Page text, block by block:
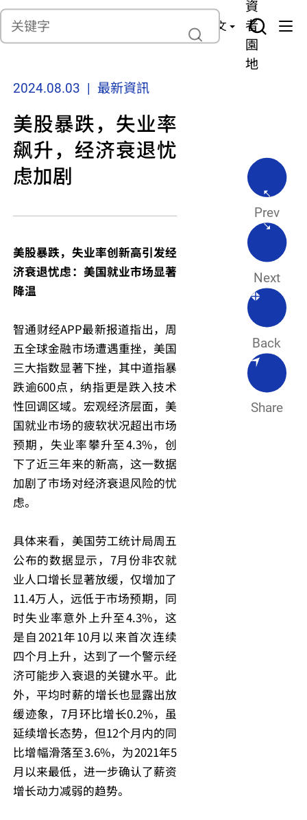
聯繫我們 中文
貨
產
理
險
資
者
園
地
2024.08.03 | 最新資訊
美股暴跌，失业率
飙升，经济衰退忧
虑加剧
美股暴跌，失业率创新高引发经
济衰退忧虑：美国就业市场显著
降温
智通财经APP最新报道指出，周
五全球金融市场遭遇重挫，美国
三大指数显著下挫，其中道指暴
跌逾600点，纳指更是跌入技术
性回调区域。宏观经济层面，美
国就业市场的疲软状况超出市场
预期，失业率攀升至4.3%，创
下了近三年来的新高，这一数据
加剧了市场对经济衰退风险的忧
虑。
具体来看，美国劳工统计局周五
公布的数据显示，7月份非农就
业人口增长显著放缓，仅增加了
11.4万人，远低于市场预期，同
时失业率意外上升至4.3%，这
是自2021年10月以来首次连续
四个月上升，达到了一个警示经
济可能步入衰退的关键水平。此
外，平均时薪的增长也显露出放
缓迹象，7月环比增长0.2%，虽
延续增长态势，但12个月内的同
比增幅滑落至3.6%，为2021年5
月以来最低，进一步确认了薪资
增长动力减弱的趋势。
Prev
Next
Back
Share